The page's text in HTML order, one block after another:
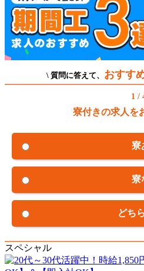
\ 質問に答えて、 おすす
1 /
寮付きの求人を
寮
寮
どち
スペシャル